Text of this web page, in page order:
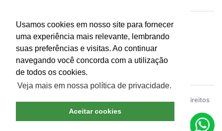
ACIB - Associação Empresarial de Blumenau © Todos os direitos
reservados.Política de Privacidade
Usamos cookies em nosso site para fornecer
uma experiência mais relevante, lembrando
suas preferências e visitas. Ao continuar
navegando você concorda com a utilização
de todos os cookies.
Veja mais em nossa política de privacidade.
Aceitar cookies